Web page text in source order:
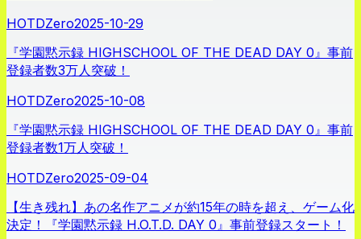
HOTDZero2025-10-29
『学園黙示録 HIGHSCHOOL OF THE DEAD DAY 0』事前
登録者数3万人突破！
HOTDZero2025-10-08
『学園黙示録 HIGHSCHOOL OF THE DEAD DAY 0』事前
登録者数1万人突破！
HOTDZero2025-09-04
【生き残れ】あの名作アニメが約15年の時を超え、ゲーム化
決定！『学園黙示録 H.O.T.D. DAY 0』事前登録スタート！